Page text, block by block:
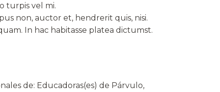
turpis vel mi.
non, auctor et, hendrerit quis, nisi.
In hac habitasse platea dictumst.
de: Educadoras(es) de Párvulo,